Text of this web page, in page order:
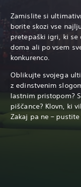
Zamislite si
borite skozi vse
pretepaški igri, ki se
doma ali po vsem
konkurenco.
Oblikujte svojega
z edinstvenim
lastnim pristopom?
piščance? Klovn, ki
Zakaj pa ne –